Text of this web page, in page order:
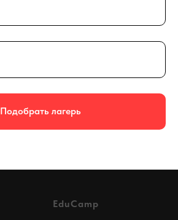
Подобрать лагерь
EduCamp